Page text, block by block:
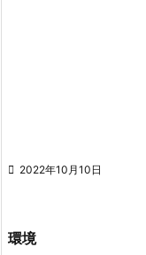
 2022年10月10日
環境